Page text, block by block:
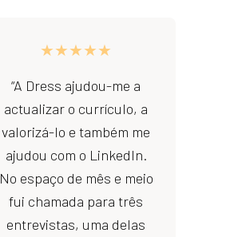
★★★★★
“A Dress ajudou-me a
actualizar o currículo, a
valorizá-lo e também me
ajudou com o LinkedIn.
No espaço de mês e meio
fui chamada para três
entrevistas, uma delas